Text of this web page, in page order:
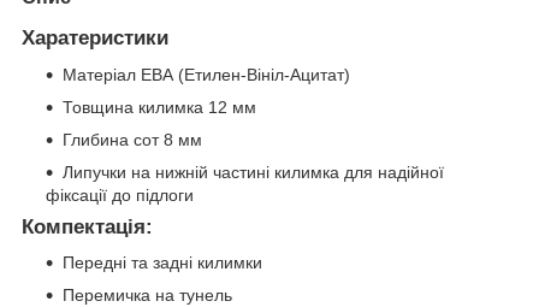
Харатеристики
Матеріал ЕВА (Етилен-Вініл-Ацитат)
Товщина килимка 12 мм
Глибина сот 8 мм
Липучки на нижній частині килимка для надійної
фіксації до підлоги
Компектація:
Передні та задні килимки
Перемичка на тунель